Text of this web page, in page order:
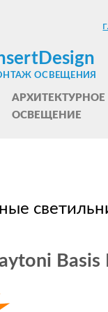
ОСВЕЩЕНИЯ
АРХИТЕКТУРНОЕ
ОСВЕЩЕНИЕ